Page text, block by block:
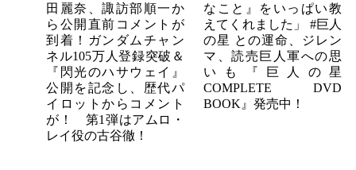
田麗奈、諏訪部順一か
ら公開直前コメントが
到着！ガンダムチャン
ネル105万人登録突破＆
『閃光のハサウェイ』
公開を記念し、歴代パ
イロットからコメント
が！ 第1弾はアムロ・
レイ役の古谷徹！
なこと』をいっぱい教
えてくれました」 #巨人
の星 との運命、ジレン
マ、読売巨人軍への思
いも『巨人の星
COMPLETE DVD
BOOK』発売中！